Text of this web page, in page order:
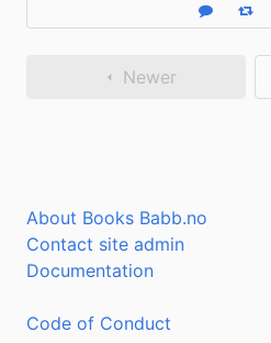
Reply
Newer
About Books Babb.no
Contact site admin
Documentation
Code of Conduct